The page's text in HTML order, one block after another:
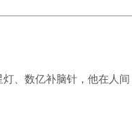
、数亿补脑针，他在人间